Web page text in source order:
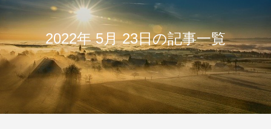
2022年 5月 23日の記事一覧